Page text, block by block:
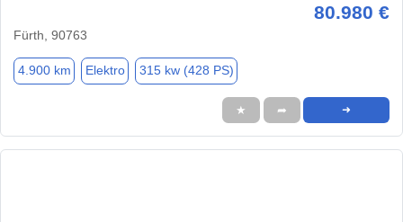
80.980 €
Fürth, 90763
4.900 km Elektro 315 kw (428 PS)
★ ➦ ➜